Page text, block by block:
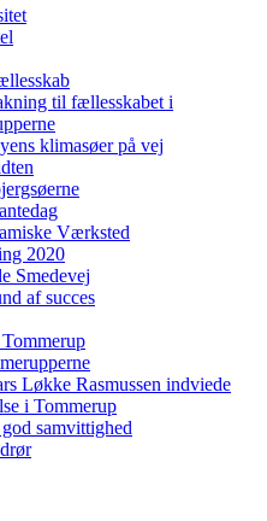
til fællesskabet i
klimasøer på vej
Værksted
2020
Smedevej
af succes
Løkke Rasmussen indviede
i Tommerup
samvittighed